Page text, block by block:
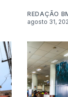
REDAÇÃO
agosto 31,